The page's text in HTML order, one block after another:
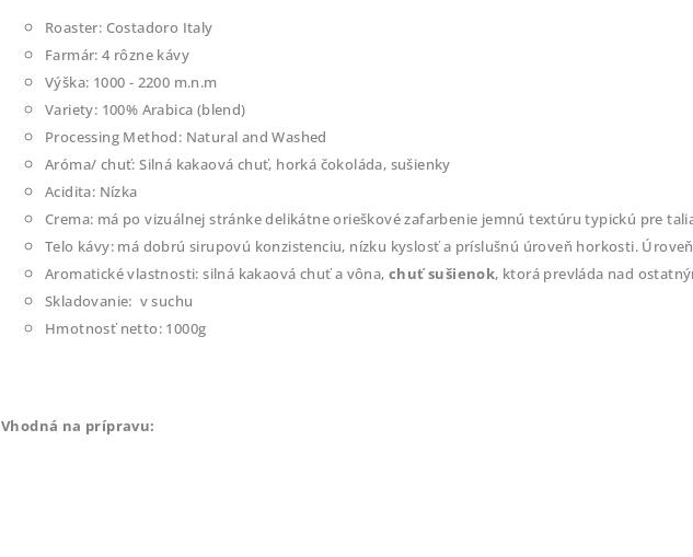
Roaster: Costadoro Italy
Farmár: 4 rôzne kávy
Výška: 1000 - 2200 m.n.m
Variety: 100% Arabica (blend)
Processing Method: Natural and Washed
Aróma/ chuť: Silná kakaová chuť, horká čokoláda, sušienky
Acidita: Nízka
Crema: má po vizuálnej stránke delikátne orieškové zafarbenie jemnú textúru typickú pre
Telo kávy: má dobrú sirupovú konzistenciu, nízku kyslosť a príslušnú úroveň horkosti.
Aromatické vlastnosti: silná kakaová chuť a vôna, chuť sušienok, ktorá prevláda nad
Skladovanie: v suchu
Hmotnosť netto: 1000g
Vhodná na prípravu: